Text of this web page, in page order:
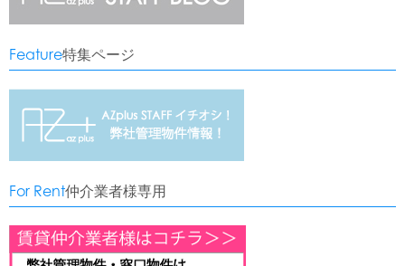
Feature特集ページ
For Rent仲介業者様専用